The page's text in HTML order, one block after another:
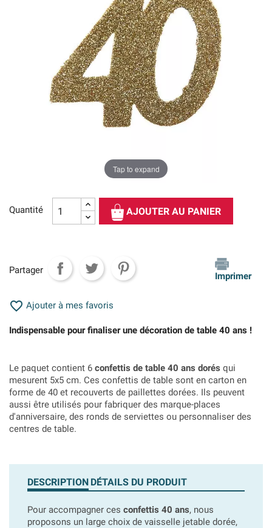
Tap to expand
Quantité AJOUTER AU PANIER
Partager
Imprimer
 Ajouter à mes favoris
Indispensable pour finaliser une décoration de table 40 ans !
Le paquet contient 6 confettis de table 40 ans dorés qui
mesurent 5x5 cm. Ces confettis de table sont en carton en
forme de 40 et recouverts de paillettes dorées. Ils peuvent
aussi être utilisés pour fabriquer des marque-places
d'anniversaire, des ronds de serviettes ou personnaliser des
centres de table.
DESCRIPTION DÉTAILS DU PRODUIT
Pour accompagner ces confettis 40 ans, nous
proposons un large choix de vaisselle jetable dorée,